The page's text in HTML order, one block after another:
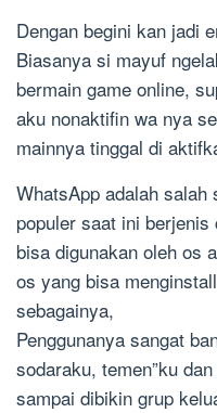
Dengan begini kan jadi
Biasanya si mayuf
bermain game online,
aku nonaktifin wa nya
mainnya tinggal di
WhatsApp adalah
populer saat ini
bisa digunakan oleh os
os yang bisa
sebagainya,
Penggunanya sangat
sodaraku, temen”ku
sampai dibikin grup